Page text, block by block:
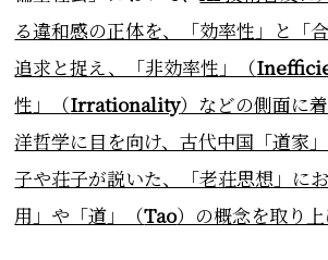
る違和感の正体を、「効率性」と「
追求と捉え、「非効率性」（
性」（Irrationality）などの側面に
洋哲学に目を向け、古代中国「道家
子や荘子が説いた、「老荘思想」に
用」や「道」（Tao）の概念を取り上